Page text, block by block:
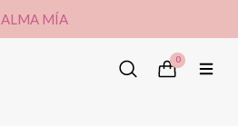
ALMA MÍA
0